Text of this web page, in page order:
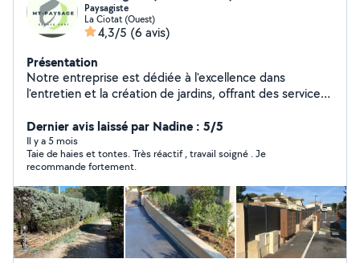
Paysagiste
La Ciotat (Ouest)
4,3/5 (6 avis)
Présentation
Notre entreprise est dédiée à l'excellence dans
l'entretien et la création de jardins, offrant des services
pour prendre soin de votre jardin existant ou de
concevoir un nouveau espace vert. Que ce soit pour
des travaux de taille, de plantation, d'aménagement
paysager, ou même pour l'installation de systèmes
d'irrigation.
Dernier avis laissé par Nadine : 5/5
Il y a 5 mois
Taie de haies et tontes. Très réactif , travail soigné . Je
recommande fortement.